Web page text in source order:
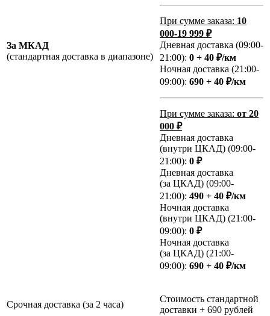
За МКАД
(стандартная доставка в диапазоне)
При сумме заказа: 10
000-19 999 ₽
Дневная доставка (09:00-
21:00): 0 + 40 ₽/км
Ночная доставка (21:00-
09:00): 690 + 40 ₽/км
При сумме заказа: от 20
000 ₽
Дневная доставка
(внутри ЦКАД) (09:00-
21:00): 0 ₽
Дневная доставка
(за ЦКАД) (09:00-
21:00): 490 + 40 ₽/км
Ночная доставка
(внутри ЦКАД) (21:00-
09:00): 0 ₽
Ночная доставка
(за ЦКАД) (21:00-
09:00): 690 + 40 ₽/км
Срочная доставка (за 2 часа)
Стоимость стандартной
доставки + 690 рублей